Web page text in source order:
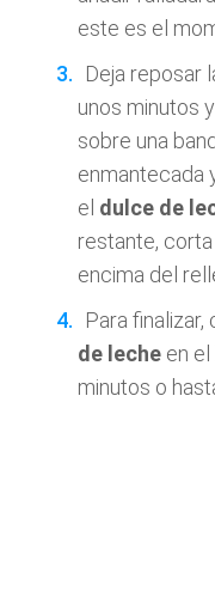
este es el
Deja reposar
unos minutos
sobre una
enmantecada
el dulce de
restante,
encima del
Para finalizar,
de leche en
minutos o